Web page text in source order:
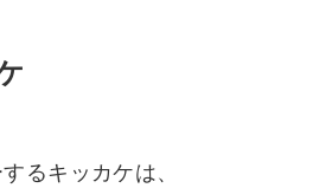
るキッカケは、